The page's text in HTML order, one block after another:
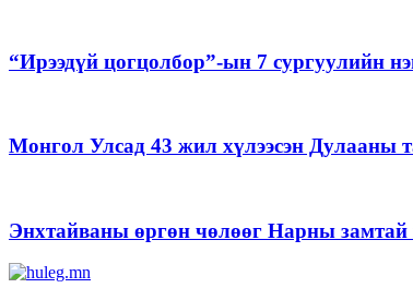
“Ирээдүй цогцолбор”-ын 7 сургуулийн
Монгол Улсад 43 жил хүлээсэн Дулааны
Энхтайваны өргөн чөлөөг Нарны замтай